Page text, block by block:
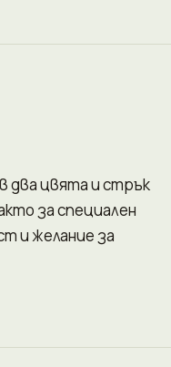
два цвята и стрък
за специален
и желание за